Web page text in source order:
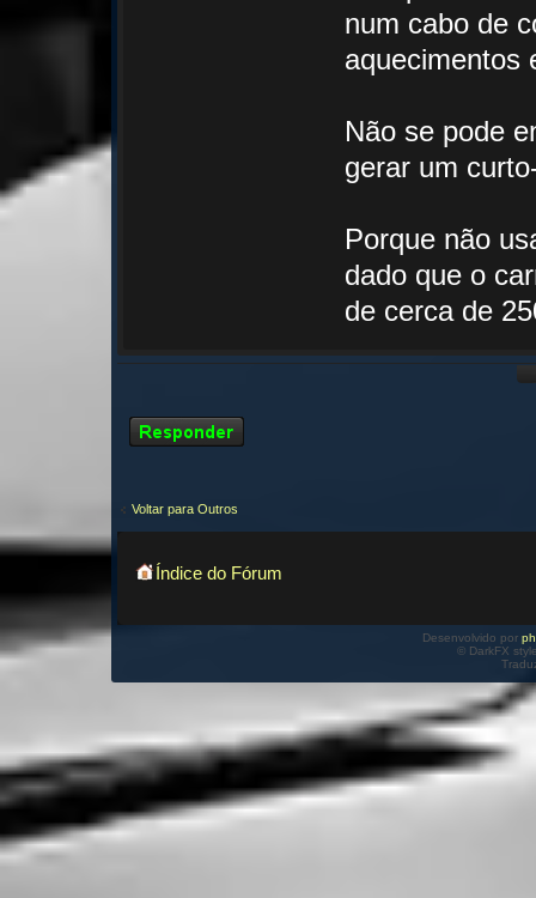
num cabo de
aquecimentos
Não se pode
gerar um
Porque não
dado que o
de cerca de
Responder
Voltar para Outros
Índice do Fórum
Desenvolvido por
© DarkFX